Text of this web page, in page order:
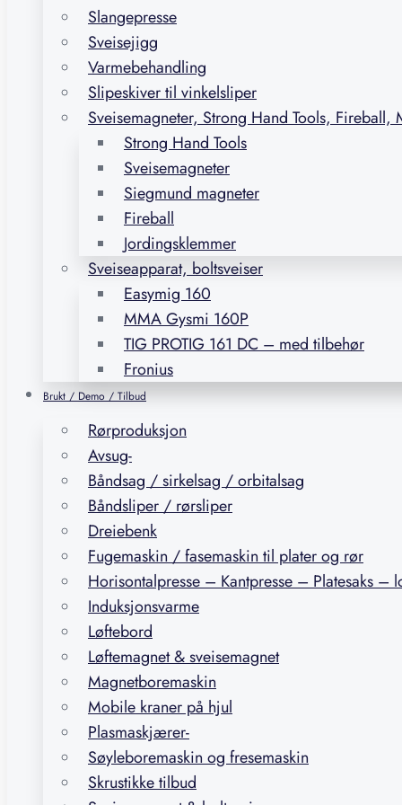
Slangepresse
Sveisejigg
Varmebehandling
Slipeskiver til vinkelsliper
Sveisemagneter, Strong Hand Tools, Fireball,
Strong Hand Tools
Sveisemagneter
Siegmund magneter
Fireball
Jordingsklemmer
Sveiseapparat, boltsveiser
Easymig 160
MMA Gysmi 160P
TIG PROTIG 161 DC – med tilbehør
Fronius
Brukt / Demo / Tilbud
Rørproduksjon
Avsug-
Båndsag / sirkelsag / orbitalsag
Båndsliper / rørsliper
Dreiebenk
Fugemaskin / fasemaskin til plater og rør
Horisontalpresse – Kantpresse – Platesaks –
Induksjonsvarme
Løftebord
Løftemagnet & sveisemagnet
Magnetboremaskin
Mobile kraner på hjul
Plasmaskjærer-
Søyleboremaskin og fresemaskin
Skrustikke tilbud